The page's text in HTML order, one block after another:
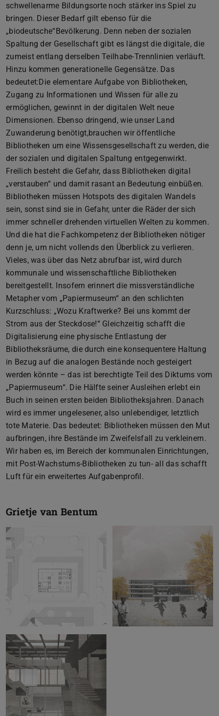
schwellenarme Bildungsorte noch stärker ins Spiel zu
bringen. Dieser Bedarf gilt ebenso für die
„biodeutsche“Bevölkerung. Denn neben der sozialen
Spaltung der Gesellschaft gibt es längst die digitale, die
zumeist entlang derselben Teilhabe-Trennlinien verläuft.
Hinzu kommen generationelle Gegensätze. Das
bedeutet:Die elementare Aufgabe von Bibliotheken,
Zugang zu Informationen und Wissen für alle zu
ermöglichen, gewinnt in der digitalen Welt neue
Dimensionen. Ebenso dringend, wie unser Land
Zuwanderung benötigt,brauchen wir öffentliche
Bibliotheken um eine Wissensgesellschaft zu werden, die
der sozialen und digitalen Spaltung entgegenwirkt.
Freilich besteht die Gefahr, dass Bibliotheken digital
„verstauben“ und damit rasant an Bedeutung einbüßen.
Bibliotheken müssen Hotspots des digitalen Wandels
sein, sonst sind sie in Gefahr, unter die Räder der sich
immer schneller drehenden virtuellen Welten zu kommen.
Und die hat die Fachkompetenz der Bibliotheken nötiger
denn je, um nicht vollends den Überblick zu verlieren.
Vieles, was über das Netz abrufbar ist, wird durch
kommunale und wissenschaftliche Bibliotheken
bereitgestellt. Insofern erinnert die missverständliche
Metapher vom „Papiermuseum“ an den schlichten
Kurzschluss: „Wozu Kraftwerke? Bei uns kommt der
Strom aus der Steckdose!“ Gleichzeitig schafft die
Digitalisierung eine physische Entlastung der
Bibliotheksräume, die durch eine konsequentere Haltung
in Bezug auf die analogen Bestände noch gesteigert
werden könnte – das ist berechtigte Teil des Diktums vom
„Papiermuseum“. Die Hälfte seiner Ausleihen erlebt ein
Buch in seinen ersten beiden Bibliotheksjahren. Danach
wird es immer ungelesener, also unlebendiger, letztlich
tote Materie. Das bedeutet: Bibliotheken müssen den Mut
aufbringen, ihre Bestände im Zweifelsfall zu verkleinern.
Wir haben es, im Bereich der kommunalen Einrichtungen,
mit Post-Wachstums-Bibliotheken zu tun- all das schafft
Luft für ein erweitertes Aufgabenprofil.
Grietje van Bentum